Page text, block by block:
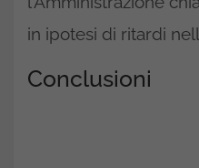
in ipotesi di ritardi
Conclusioni